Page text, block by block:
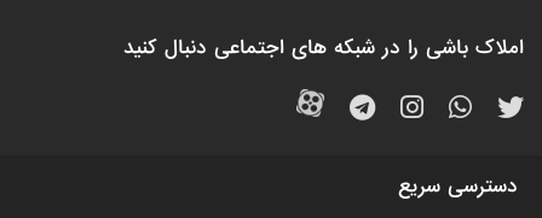
املاک باشی را در شبکه های اجتماعی دنبال کنید
دسترسی سریع